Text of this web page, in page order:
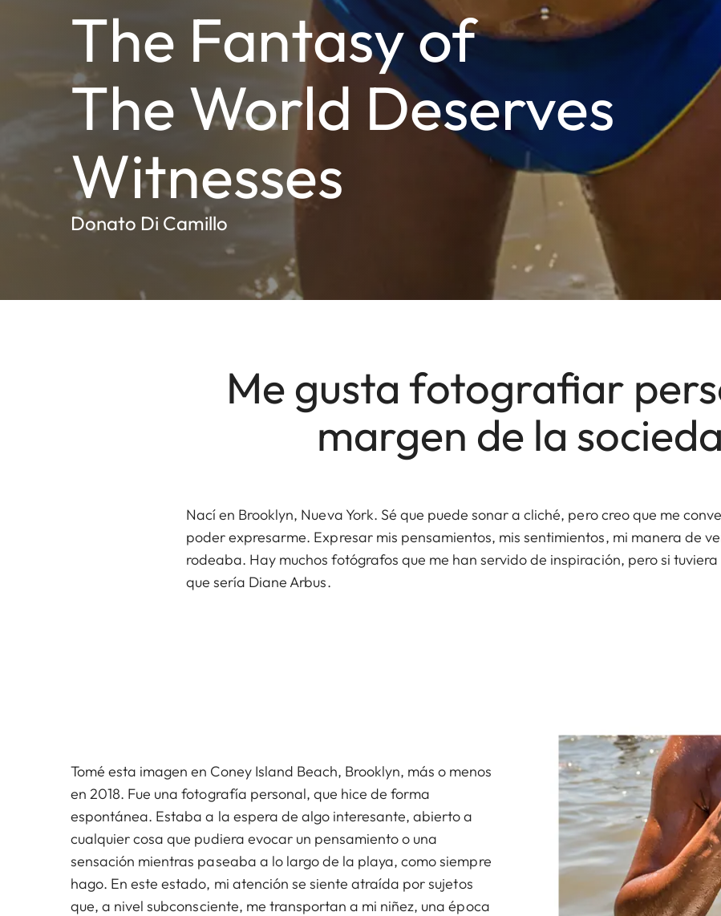
The Fantasy of
The World Deserves
Witnesses
Donato Di Camillo
Me gusta fotografiar
margen de la
Nací en Brooklyn, Nueva York. Sé que puede sonar a cliché, pero creo que me
poder expresarme. Expresar mis pensamientos, mis sentimientos, mi manera de
rodeaba. Hay muchos fotógrafos que me han servido de inspiración, pero si
que sería Diane Arbus.
Tomé esta imagen en Coney Island Beach, Brooklyn, más o menos
en 2018. Fue una fotografía personal, que hice de forma
espontánea. Estaba a la espera de algo interesante, abierto a
cualquier cosa que pudiera evocar un pensamiento o una
sensación mientras paseaba a lo largo de la playa, como siempre
hago. En este estado, mi atención se siente atraída por sujetos
que, a nivel subconsciente, me transportan a mi niñez, una época